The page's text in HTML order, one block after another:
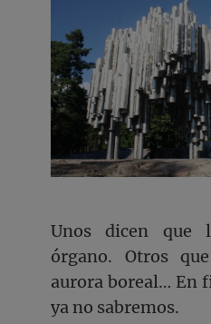
Unos dicen que
órgano. Otros
aurora boreal… En
ya no sabremos.